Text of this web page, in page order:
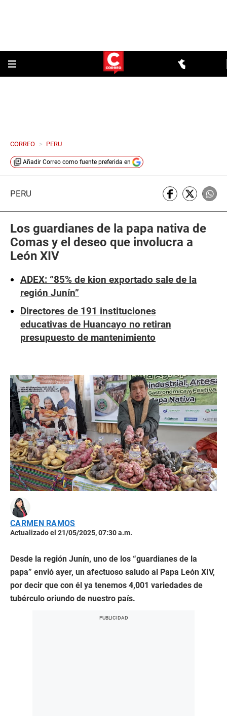
CORREO > PERU
Añadir Correo como fuente preferida en
PERÚ
Los guardianes de la papa nativa de
Comas y el deseo que involucra a
León XIV
ADEX: “85% de kion exportado sale de la
región Junín”
Directores de 191 instituciones
educativas de Huancayo no retiran
presupuesto de mantenimiento
CARMEN RAMOS
Actualizado el 21/05/2025, 07:30 a.m.
Desde la región Junín, uno de los “guardianes de la
papa” envió ayer, un afectuoso saludo al Papa León XIV,
por decir que con él ya tenemos 4,001 variedades de
tubérculo oriundo de nuestro país.